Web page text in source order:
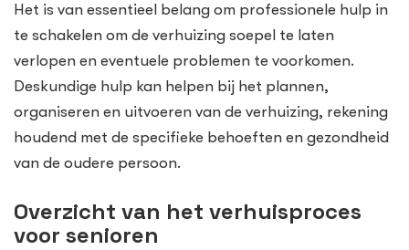
Het is van essentieel belang om professionele hulp in
te schakelen om de verhuizing soepel te laten
verlopen en eventuele problemen te voorkomen.
Deskundige hulp kan helpen bij het plannen,
organiseren en uitvoeren van de verhuizing, rekening
houdend met de specifieke behoeften en gezondheid
van de oudere persoon.
Overzicht van het verhuisproces
voor senioren